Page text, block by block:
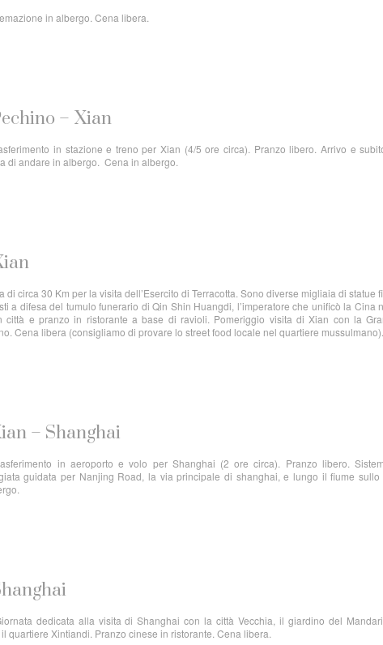
in albergo. Cena libera.
– Xian
in stazione e treno per Xian (4/5 ore circa). Pranzo libero. Arrivo e
di andare in albergo. Cena in albergo.
di circa 30 Km per la visita dell’Esercito di Terracotta. Sono diverse migliaia di statue
a difesa del tumulo funerario di Qin Shin Huangdi, l’imperatore che unificò la Cina
città e pranzo in ristorante a base di ravioli. Pomeriggio visita di Xian con la
Cena libera (consigliamo di provare lo street food locale nel quartiere mussulmano).
– Shanghai
in aeroporto e volo per Shanghai (2 ore circa). Pranzo libero.
guidata per Nanjing Road, la via principale di shanghai, e lungo il fiume sullo
dedicata alla visita di Shanghai con la città Vecchia, il giardino del
quartiere Xintiandi. Pranzo cinese in ristorante. Cena libera.